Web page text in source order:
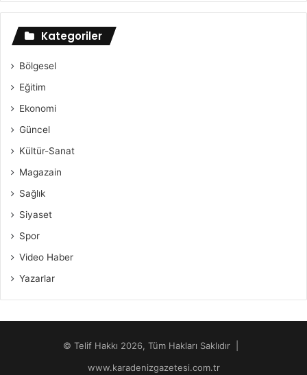
Kategoriler
Bölgesel
Eğitim
Ekonomi
Güncel
Kültür-Sanat
Magazain
Sağlık
Siyaset
Spor
Video Haber
Yazarlar
© Telif Hakkı 2026, Tüm Hakları Saklıdır |
www.karadenizgazetesi.com.tr